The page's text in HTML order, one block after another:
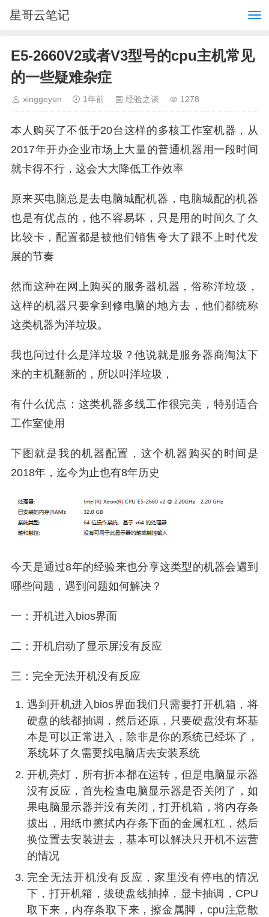
星哥云笔记
E5-2660V2或者V3型号的cpu主机常见
的一些疑难杂症
xinggeyun 1年前 经验之谈 1278
本人购买了不低于20台这样的多核工作室机器，从
2017年开办企业市场上大量的普通机器用一段时间
就卡得不行，这会大大降低工作效率
原来买电脑总是去电脑城配机器，电脑城配的机器
也是有优点的，他不容易坏，只是用的时间久了久
比较卡，配置都是被他们销售夸大了跟不上时代发
展的节奏
然而这种在网上购买的服务器机器，俗称洋垃圾，
这样的机器只要拿到修电脑的地方去，他们都统称
这类机器为洋垃圾。
我也问过什么是洋垃圾？他说就是服务器商淘汰下
来的主机翻新的，所以叫洋垃圾，
有什么优点：这类机器多线工作很完美，特别适合
工作室使用
下图就是我的机器配置，这个机器购买的时间是
2018年，迄今为止也有8年历史
今天是通过8年的经验来也分享这类型的机器会遇到
哪些问题，遇到问题如何解决？
一：开机进入bios界面
二：开机启动了显示屏没有反应
三：完全无法开机没有反应
遇到开机进入bios界面我们只需要打开机箱，将
硬盘的线都抽调，然后还原，只要硬盘没有坏基
本是可以正常进入，除非是你的系统已经坏了，
系统坏了久需要找电脑店去安装系统
开机亮灯，所有折本都在运转，但是电脑显示器
没有反应，首先检查电脑显示器是否关闭了，如
果电脑显示器并没有关闭，打开机箱，将内存条
拔出，用纸巾擦拭内存条下面的金属杠杠，然后
换位置去安装进去，基本可以解决只开机不运营
的情况
完全无法开机没有反应，家里没有停电的情况
下，打开机箱，拔硬盘线抽掉，显卡抽调，CPU
取下来，内存条取下来，擦金属脚，cpu注意散